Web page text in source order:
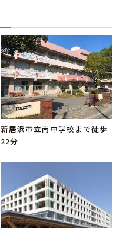
新居浜市立南中学校まで徒歩
22分